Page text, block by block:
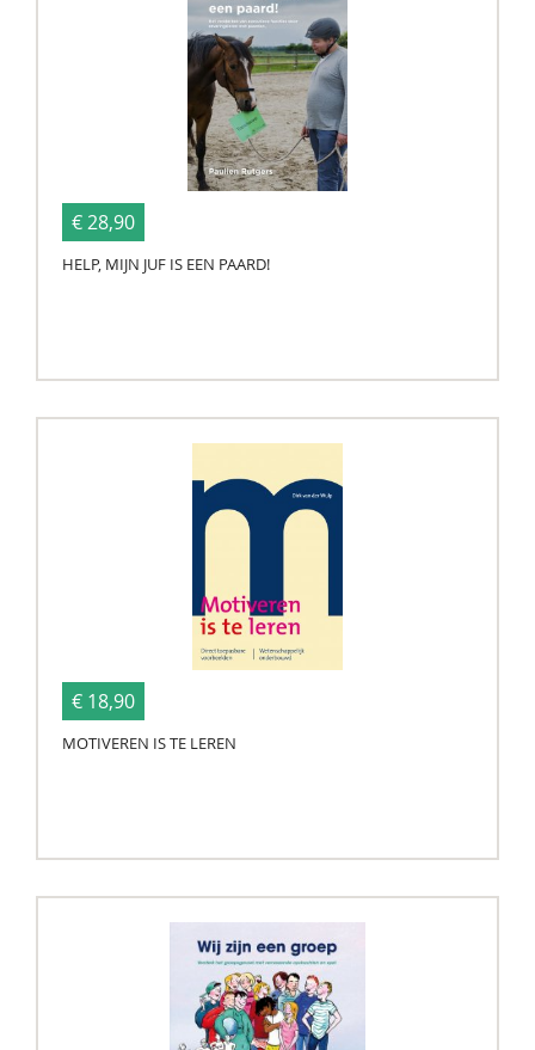
€ 28,90
HELP, MIJN JUF IS EEN PAARD!
€ 18,90
MOTIVEREN IS TE LEREN